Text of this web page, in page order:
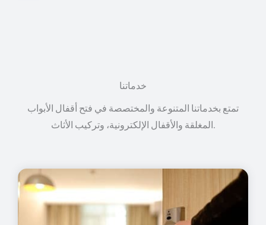
خدماتنا
تمتع بخدماتنا المتنوعة والمختصصة في فتح أقفال الأبواب